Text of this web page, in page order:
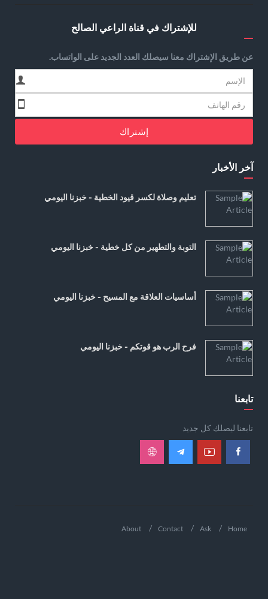
للإشتراك في قناة الراعي الصالح
عن طريق الإشتراك معنا سيصلك العدد الجديد على الواتساب.
إشتراك
آخر الأخبار
تعليم وصلاة لكسر قيود الخطية - خبزنا اليومي
التوبة والتطهير من كل خطية - خبزنا اليومي
أساسيات العلاقة مع المسيح - خبزنا اليومي
فرح الرب هو قوتكم - خبزنا اليومي
تابعنا
تابعنا ليصلك كل جديد
Home
Ask
Contact
About